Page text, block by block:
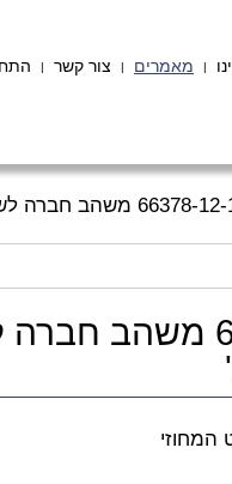
| מאמרים | צור קשר |
ע"א 66378-12-15